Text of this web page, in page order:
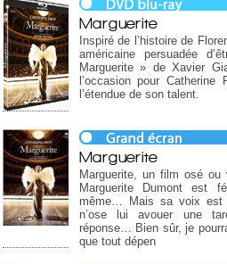
Marguerite
Inspiré de l’histoire de
américaine persuadée
Marguerite » de Xavier
l’occasion pour
l’étendue de son talent.
Marguerite
Marguerite, un film osé ou
Marguerite Dumont est
même… Mais sa voix est
n’ose lui avouer une
réponse… Bien sûr, je
que tout dépen